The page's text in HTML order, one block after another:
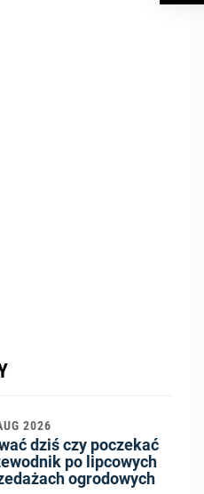
2026
dziś czy poczekać
po lipcowych
ogrodowych